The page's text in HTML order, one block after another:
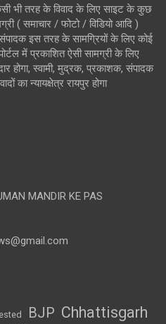
भी तरह के विवाद के लिए साइट के कुछ
( समाचार / फोटो / विडियो आदि )
इस तरह के सामग्रियों के लिए कोई
में प्रकाशित ऐसी सामग्री के लिए
होगा, स्वामी, मुद्रक, प्रकाशक, संपादक
का न्यायक्षेत्र रायपुर होगा
MANDIR KE PAS
BJP Chhattisgarh